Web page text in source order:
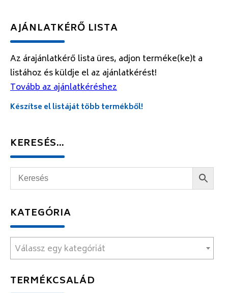
AJÁNLATKÉRŐ LISTA
Az árajánlatkérő lista üres, adjon terméke(ke)t a
listához és küldje el az ajánlatkérést!
Tovább az ajánlatkéréshez
Készítse el listáját több termékből!
KERESÉS…
KATEGÓRIA
Válassz egy kategóriát
TERMÉKCSALÁD